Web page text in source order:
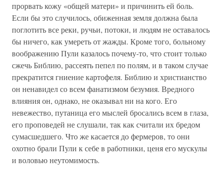
прорвать кожу «общей матери» и причинить ей боль.
Если бы это случилось, обиженная земля должна была
поглотить все реки, ручьи, потоки, и людям не оставалось
бы ничего, как умереть от жажды. Кроме того, больному
воображению Пули казалось почему-то, что стоит только
сжечь Библию, рассеять пепел по полям, и в таком случае
прекратится гниение картофеля. Библию и христианство
он ненавидел со всем фанатизмом безумия. Вредного
влияния он, однако, не оказывал ни на кого. Его
невежество, путаница его мыслей бросались всем в глаза,
его проповедей не слушали, так как считали их бредом
сумасшедшего. Что же касается до фермеров, то они
охотно брали Пули к себе в работники, ценя его мускулы
и воловью неутомимость.